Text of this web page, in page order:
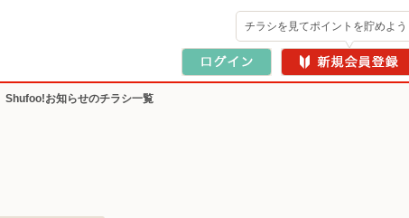
チラシを見てポイントを貯めよう
Shufoo!お知らせのチラシ一覧